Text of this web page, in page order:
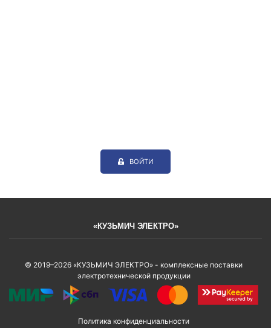
ВОЙТИ
«КУЗЬМИЧ ЭЛЕКТРО»
© 2019–2026 «КУЗЬМИЧ ЭЛЕКТРО» - комплексные поставки
электротехнической продукции
Политика конфиденциальности